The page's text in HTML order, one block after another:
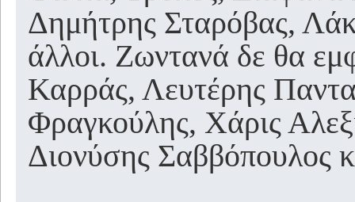
Δημήτρης Σταρόβας,
άλλοι. Ζωντανά δε θα
Καρράς, Λευτέρης
Φραγκούλης, Χάρις
Διονύσης Σαββόπουλος